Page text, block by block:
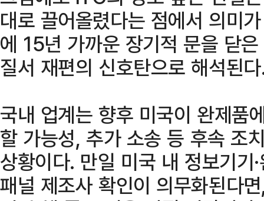
대로 끌어올렸다는 점에서 의미
에 15년 가까운 장기적 문을 닫
질서 재편의 신호탄으로 해석된
국내 업계는 향후 미국이 완제품
할 가능성, 추가 소송 등 후속 조
상황이다. 만일 미국 내 정보기기
패널 제조사 확인이 의무화된다